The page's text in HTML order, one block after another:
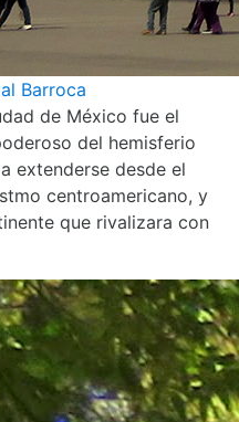
Barroca
de México fue el
del hemisferio
extenderse desde el
centroamericano, y
que rivalizara con